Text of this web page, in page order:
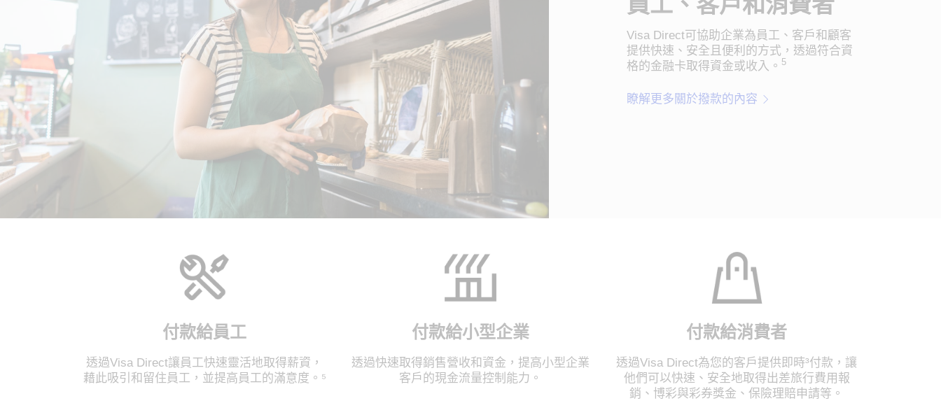
Visa Direct可協助企業為員工、客戶和顧客
提供快速、安全且便利的方式，透過符合資
格的金融卡取得資金或收入。 5
瞭解更多關於撥款的內容
付款給員工
透過Visa Direct讓員工快速靈活地取得薪資，
藉此吸引和留住員工，並提高員工的滿意度。⁵
付款給小型企業
透過快速取得銷售營收和資金，提高小型企業
客戶的現金流量控制能力。
付款給消費者
透過Visa Direct為您的客戶提供即時³付款，讓
他們可以快速、安全地取得出差旅行費用報
銷、博彩與彩券獎金、保險理賠申請等。